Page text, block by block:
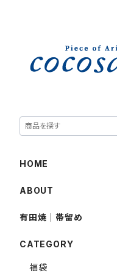
HOME
ABOUT
有田焼｜帯留め
CATEGORY
福袋